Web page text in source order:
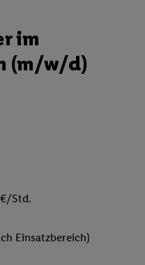
im
(m/w/d)
€/Std.
Einsatzbereich)